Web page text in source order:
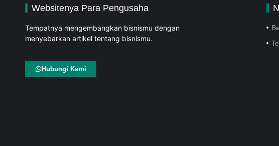
Websitenya Para Pengusaha
Tempatnya mengembangkan bisnismu dengan
menyebarkan artikel tentang bisnismu.
Hubungi Kami